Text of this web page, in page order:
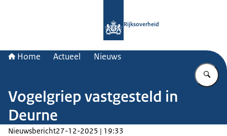
Rijksoverheid
Home Actueel Nieuws
Vogelgriep vastgesteld in
Deurne
Nieuwsbericht27-12-2025 | 19:33